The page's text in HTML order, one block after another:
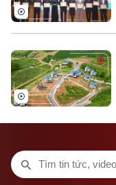
0865.116.699 (hotline)